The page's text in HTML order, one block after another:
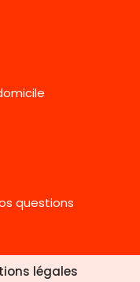
questions
légales